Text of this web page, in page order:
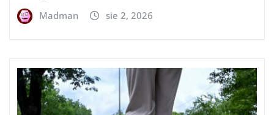
Madman sie 2, 2026